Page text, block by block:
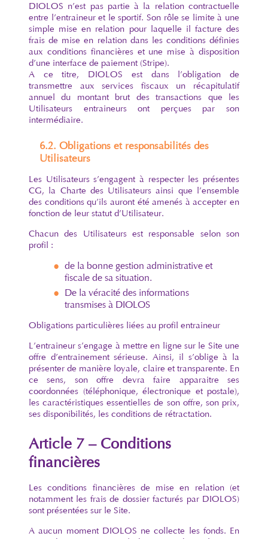
DIOLOS n’est pas partie à la relation contractuelle
entre l’entraineur et le sportif. Son rôle se limite à une
simple mise en relation pour laquelle il facture des
frais de mise en relation dans les conditions définies
aux conditions financières et une mise à disposition
d’une interface de paiement (Stripe).
A ce titre, DIOLOS est dans l’obligation de
transmettre aux services fiscaux un récapitulatif
annuel du montant brut des transactions que les
Utilisateurs entraineurs ont perçues par son
intermédiaire.
6.2. Obligations et responsabilités des
Utilisateurs
Les Utilisateurs s’engagent à respecter les présentes
CG, la Charte des Utilisateurs ainsi que l’ensemble
des conditions qu’ils auront été amenés à accepter en
fonction de leur statut d’Utilisateur.
Chacun des Utilisateurs est responsable selon son
profil :
de la bonne gestion administrative et
fiscale de sa situation.
De la véracité des informations
transmises à DIOLOS
Obligations particulières liées au profil entraineur
L’entraineur s’engage à mettre en ligne sur le Site une
offre d’entrainement sérieuse. Ainsi, il s’oblige à la
présenter de manière loyale, claire et transparente. En
ce sens, son offre devra faire apparaitre ses
coordonnées (téléphonique, électronique et postale),
les caractéristiques essentielles de son offre, son prix,
ses disponibilités, les conditions de rétractation.
Article 7 – Conditions
financières
Les conditions financières de mise en relation (et
notamment les frais de dossier facturés par DIOLOS)
sont présentées sur le Site.
A aucun moment DIOLOS ne collecte les fonds. En